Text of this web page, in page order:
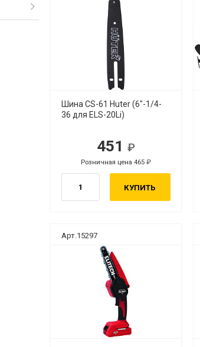
Шина CS-61 Huter (6"-1/4-
36 для ELS-20Li)
451
Розничная цена 465
КУПИТЬ
руб.
руб.
Арт.15297